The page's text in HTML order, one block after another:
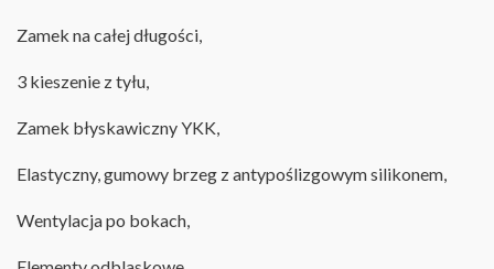
Zamek na całej długości,
3 kieszenie z tyłu,
Zamek błyskawiczny YKK,
Elastyczny, gumowy brzeg z antypoślizgowym silikonem,
Wentylacja po bokach,